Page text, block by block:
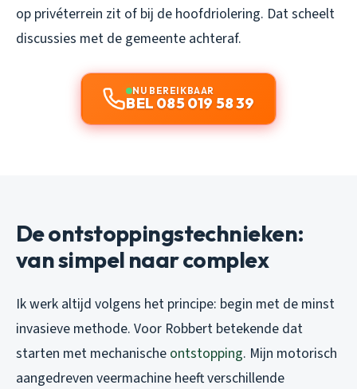
op privéterrein zit of bij de hoofdriolering. Dat scheelt
discussies met de gemeente achteraf.
NU BEREIKBAAR
BEL 085 019 58 39
De ontstoppingstechnieken:
van simpel naar complex
Ik werk altijd volgens het principe: begin met de minst
invasieve methode. Voor Robbert betekende dat
starten met mechanische ontstopping. Mijn motorisch
aangedreven veermachine heeft verschillende